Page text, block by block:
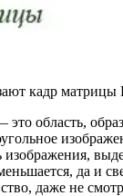
кадр
область,
да и
даже не